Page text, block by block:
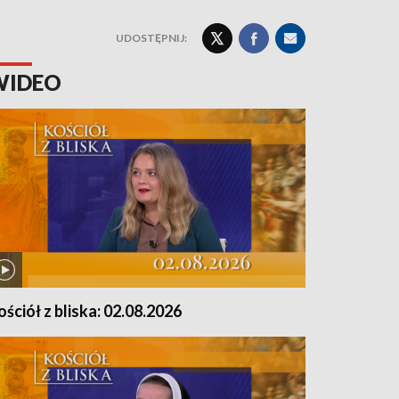
UDOSTĘPNIJ:
z bliska: 02.08.2026